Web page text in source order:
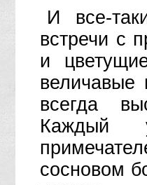
И все-
встречи с
и
всегда
Каждый
сосновом